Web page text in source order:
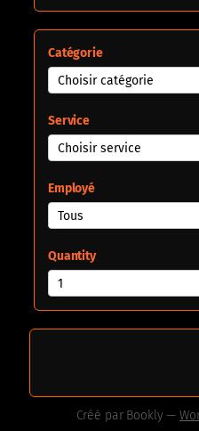
Catégorie
Service
Employé
Quantity
Créé par Bookly —